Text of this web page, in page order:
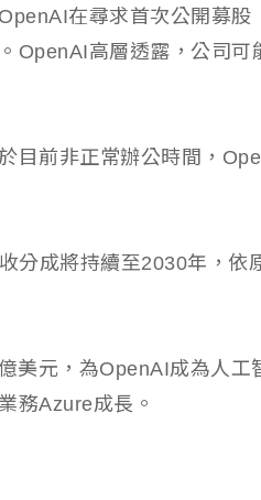
在尋求首次公開募股
OpenAI高層透露，公司可
目前非正常辦公時間，
分成將持續至2030年，依
美元，為OpenAI成為人工
務Azure成長。